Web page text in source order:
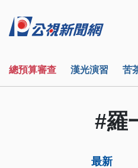
總預算審查 漢光演習 苦
#羅
最新